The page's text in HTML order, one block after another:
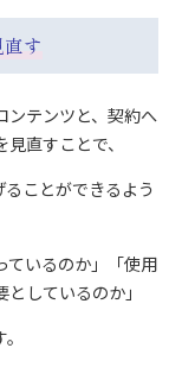
す
ンテンツと、契約へ
直すことで、
ことができるよう
ているのか」「使用
しているのか」